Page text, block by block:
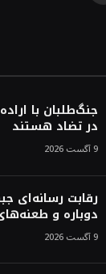
جنگ‌طلبان با
در تضاد هستند
9 آگست 2026
رقابت رسانه‌ای
دوباره و
9 آگست 2026